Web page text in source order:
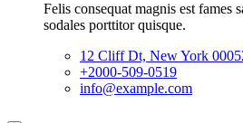
Felis consequat magnis est fames
sodales porttitor quisque.
12 Cliff Dt, New York
+2000-509-0519
info@example.com